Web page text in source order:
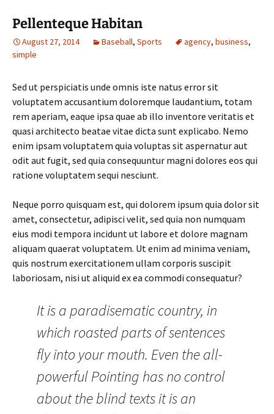
Pellenteque Habitan
August 27, 2014 Baseball, Sports agency, business,
simple
Sed ut perspiciatis unde omnis iste natus error sit
voluptatem accusantium doloremque laudantium, totam
rem aperiam, eaque ipsa quae ab illo inventore veritatis et
quasi architecto beatae vitae dicta sunt explicabo. Nemo
enim ipsam voluptatem quia voluptas sit aspernatur aut
odit aut fugit, sed quia consequuntur magni dolores eos qui
ratione voluptatem sequi nesciunt.
Neque porro quisquam est, qui dolorem ipsum quia dolor sit
amet, consectetur, adipisci velit, sed quia non numquam
eius modi tempora incidunt ut labore et dolore magnam
aliquam quaerat voluptatem. Ut enim ad minima veniam,
quis nostrum exercitationem ullam corporis suscipit
laboriosam, nisi ut aliquid ex ea commodi consequatur?
It is a paradisematic country, in
which roasted parts of sentences
fly into your mouth. Even the all-
powerful Pointing has no control
about the blind texts it is an